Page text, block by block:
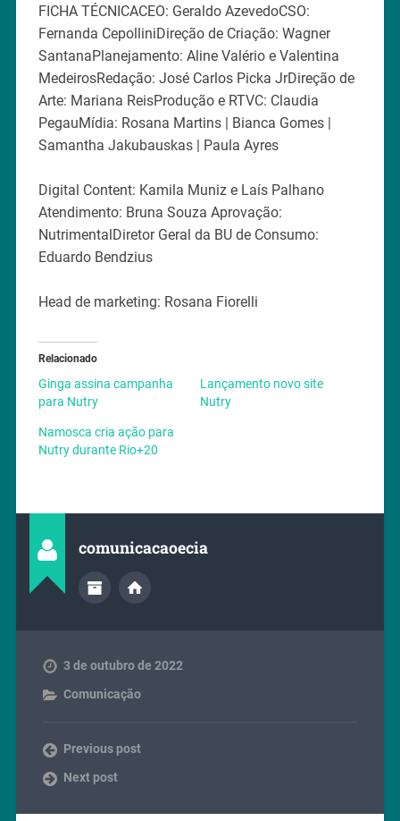
FICHA TÉCNICACEO: Geraldo AzevedoCSO:
Fernanda CepolliniDireção de Criação: Wagner
SantanaPlanejamento: Aline Valério e Valentina
MedeirosRedação: José Carlos Picka JrDireção de
Arte: Mariana ReisProdução e RTVC: Claudia
PegauMídia: Rosana Martins | Bianca Gomes |
Samantha Jakubauskas | Paula Ayres
Digital Content: Kamila Muniz e Laís Palhano
Atendimento: Bruna Souza Aprovação:
NutrimentalDiretor Geral da BU de Consumo:
Eduardo Bendzius
Head de marketing: Rosana Fiorelli
Relacionado
Ginga assina campanha
para Nutry
Lançamento novo site
Nutry
Namosca cria ação para
Nutry durante Rio+20
comunicacaoecia
3 de outubro de 2022
Comunicação
Previous post
Next post